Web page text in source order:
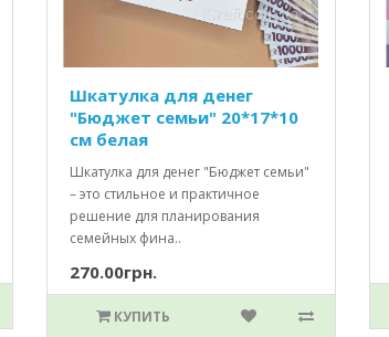
Шкатулка для денег
"Бюджет семьи" 20*17*10
см белая
Шкатулка для денег "Бюджет семьи"
– это стильное и практичное
решение для планирования
семейных фина..
270.00грн.
КУПИТЬ